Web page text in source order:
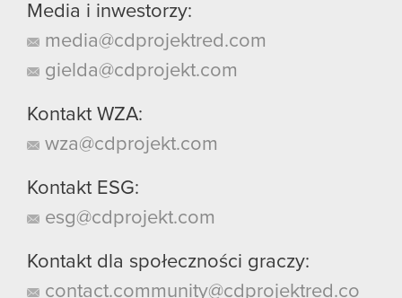
Media i inwestorzy:
media@cdprojektred.com
gielda@cdprojekt.com
Kontakt WZA:
wza@cdprojekt.com
Kontakt ESG:
esg@cdprojekt.com
Kontakt dla społeczności graczy:
contact.community@cdprojektred.co